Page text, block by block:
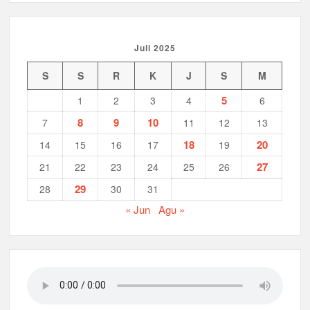
Juli 2025
S S R K J S
M
1
2 3 4 5
6
7
8 9 10 11 12
13
14
15 16 17 18 19 20
21 22 23 24 25 26 27
28 29 30 31
« Jun Agu »